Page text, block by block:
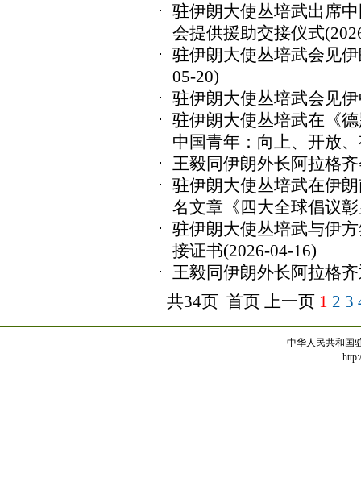
驻伊朗大使丛培武出席
会提供援助交接仪式
驻伊朗大使丛培武会见
05-20)
驻伊朗大使丛培武会见
驻伊朗大使丛培武在《
中国青年：向上、开放
王毅同伊朗外长阿拉格
驻伊朗大使丛培武在伊
名文章《四大全球倡议
驻伊朗大使丛培武与伊
接证书(2026-04-16)
王毅同伊朗外长阿拉格
共34页 首页 上一页 1 2 3
中华人民共和国